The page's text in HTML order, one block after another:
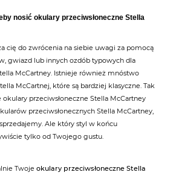
nosić okulary przeciwsłoneczne Stella
cię do zwrócenia na siebie uwagi za pomocą
gwiazd lub innych ozdób typowych dla
McCartney. Istnieje również mnóstwo
McCartnej, które są bardziej klasyczne. Tak
okulary przeciwsłoneczne Stella McCartney
przeciwsłonecznych Stella McCartney,
Ale który styl w końcu
tylko od Twojego gustu.
Twoje okulary przeciwsłoneczne Stella